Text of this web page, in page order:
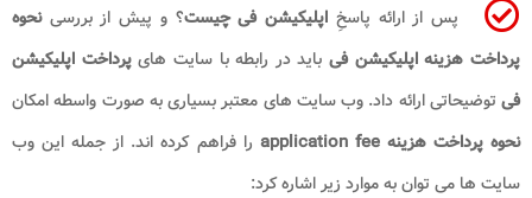
پس از ارائه پاسخِ اپلیکیشن فی چیست؟ و پیش از بررسینحوه
پرداخت هزینه اپلیکیشن فیباید در رابطه با سایت هایپرداخت اپلیکیشن
فی توضیحاتی ارائه داد. وب سایت های معتبر بسیاری به صورت واسطه امکان
نحوه پرداخت هزینه application fee
را فراهم کرده اند. از جمله این وب
سایت ها می توان به موارد زیر اشاره کرد: